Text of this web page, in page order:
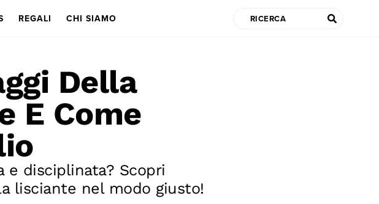
REGALI CHI SIAMO
Della
E Come
e disciplinata? Scopri
lisciante nel modo giusto!